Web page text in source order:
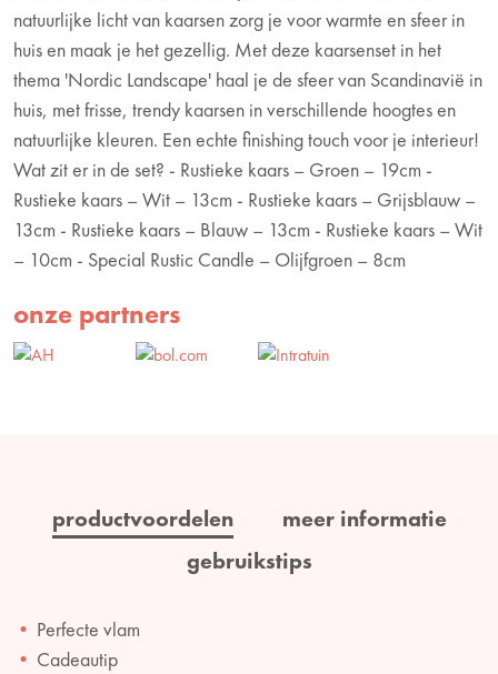
natuurlijke licht van kaarsen zorg je voor warmte en sfeer in
huis en maak je het gezellig. Met deze kaarsenset in het
thema 'Nordic Landscape' haal je de sfeer van Scandinavië in
huis, met frisse, trendy kaarsen in verschillende hoogtes en
natuurlijke kleuren. Een echte finishing touch voor je interieur!
Wat zit er in de set? - Rustieke kaars – Groen – 19cm -
Rustieke kaars – Wit – 13cm - Rustieke kaars – Grijsblauw –
13cm - Rustieke kaars – Blauw – 13cm - Rustieke kaars – Wit
– 10cm - Special Rustic Candle – Olijfgroen – 8cm
onze partners
productvoordelen
meer informatie
gebruikstips
Perfecte vlam
Cadeautip